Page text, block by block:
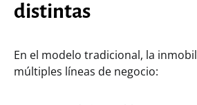
distintas
En el modelo tradicional, la
múltiples líneas de negocio: